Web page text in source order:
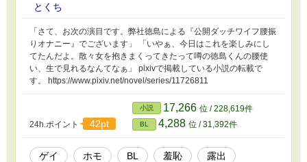
とくち
「さて、お次の演目です。弊社徳島による『公開ダッチワイフ腰振
りオナニー』でございます」 「いやぁ、今日はこれを楽しみにし
てたんだよ。散々女を抱きまくってきたって噂の徳島くんの腰使
い、生で見れるなんてなぁ」 pixivで掲載している小説の転載で
す。 https://www.pixiv.net/novel/series/11726811
24h.ポイント 42pt
小説 17,266 位 / 228,619件
BL 4,288 位 / 31,392件
ゲイ ホモ BL 羞恥
露出